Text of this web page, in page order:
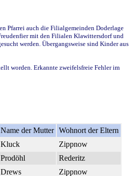
Pfarrei auch die Filialgemeinden Doderlage
mit den Filialen Klawittersdorf und
werden. Übergangsweise sind Kinder aus
worden. Erkannte zweifelsfreie Fehler im
Name der Mutter Wohnort der Eltern
Kluck
Zippnow
Prodöhl
Rederitz
Drews Zippnow